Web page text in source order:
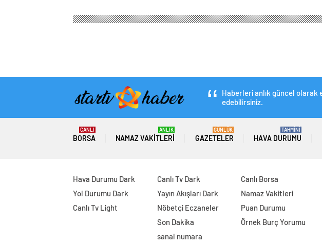
Haberleri anlık güncel
edebilirsiniz.
BORSA
CANLI
NAMAZ VAKITLERI
ANLIK
GAZETELER
GÜNLÜK
HAVA DURUMU
TAHMİNİ
Hava Durumu Dark
Yol Durumu Dark
Canlı Tv Light
Canlı Tv Dark
Yayın Akışları Dark
Nöbetçi Eczaneler
Son Dakika
sanal numara
Canlı Borsa
Namaz Vakitleri
Puan Durumu
Örnek Burç Yorumu